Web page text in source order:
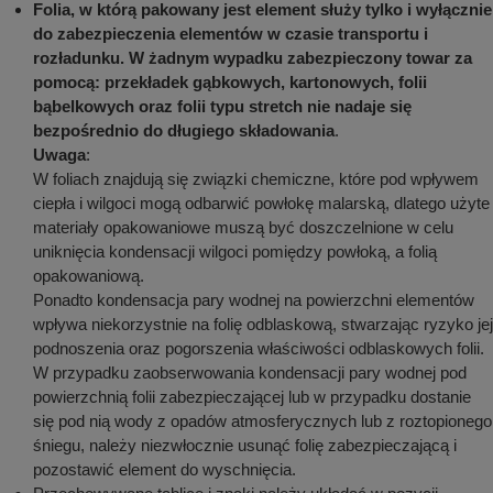
Folia, w którą pakowany jest element służy tylko i wyłącznie
do zabezpieczenia elementów w czasie transportu i
rozładunku. W żadnym wypadku zabezpieczony towar za
pomocą: przekładek gąbkowych, kartonowych, folii
bąbelkowych oraz folii typu stretch nie nadaje się
bezpośrednio do długiego składowania.
Uwaga:
W foliach znajdują się związki chemiczne, które pod wpływem
ciepła i wilgoci mogą odbarwić powłokę malarską, dlatego użyte
materiały opakowaniowe muszą być doszczelnione w celu
uniknięcia kondensacji wilgoci pomiędzy powłoką, a folią
opakowaniową.
Ponadto kondensacja pary wodnej na powierzchni elementów
wpływa niekorzystnie na folię odblaskową, stwarzając ryzyko jej
podnoszenia oraz pogorszenia właściwości odblaskowych folii.
W przypadku zaobserwowania kondensacji pary wodnej pod
powierzchnią folii zabezpieczającej lub w przypadku dostanie
się pod nią wody z opadów atmosferycznych lub z roztopionego
śniegu, należy niezwłocznie usunąć folię zabezpieczającą i
pozostawić element do wyschnięcia.